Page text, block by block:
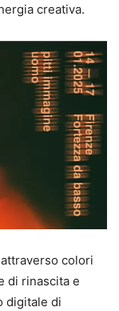
creativa.
colori
di rinascita e
digitale di